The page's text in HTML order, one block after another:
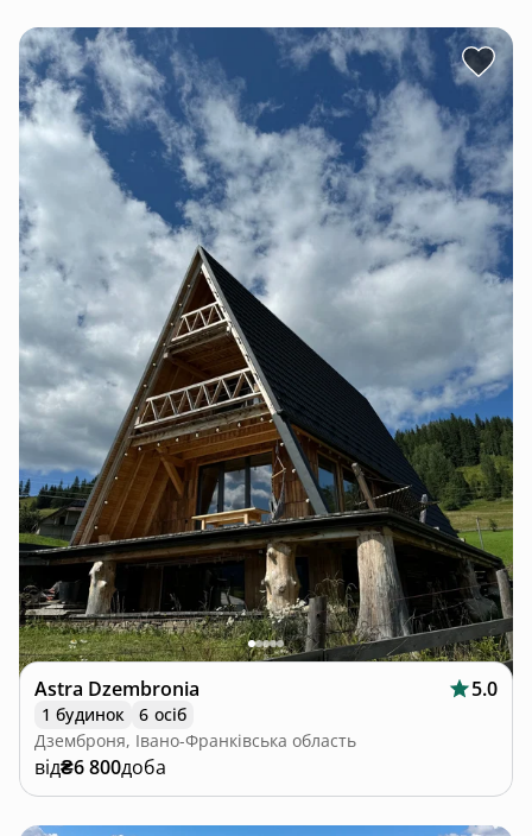
Astra Dzembronia 5.0
1 будинок
6 осіб
Дземброня, Івано-Франківська область
від₴6 800доба